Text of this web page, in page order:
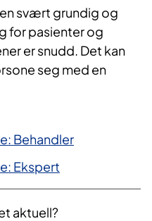
svært grundig og
for pasienter og
er snudd. Det kan
seg med en
Behandler
Ekspert
aktuell?